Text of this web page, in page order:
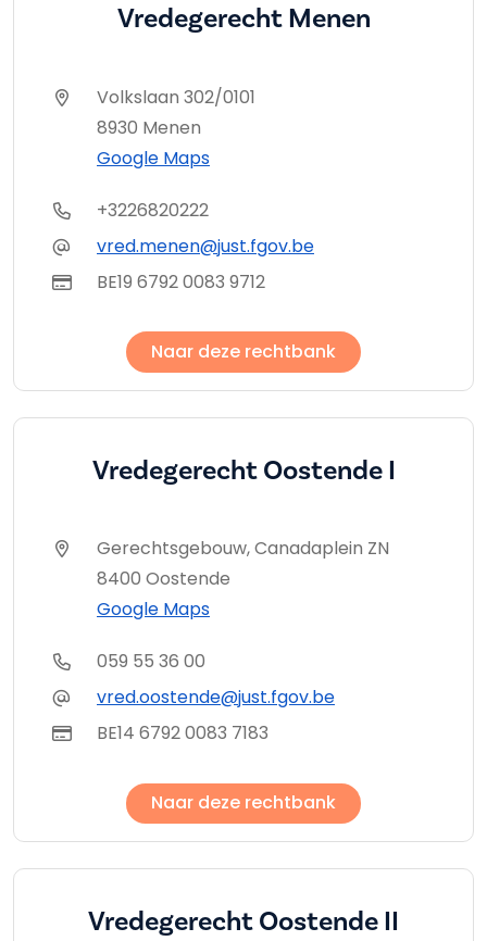
Vredegerecht Menen
Volkslaan 302/0101
8930 Menen
Google Maps
+3226820222
vred.menen@just.fgov.be
BE19 6792 0083 9712
Naar deze rechtbank
Vredegerecht Oostende I
Gerechtsgebouw, Canadaplein ZN
8400 Oostende
Google Maps
059 55 36 00
vred.oostende@just.fgov.be
BE14 6792 0083 7183
Naar deze rechtbank
Vredegerecht Oostende II